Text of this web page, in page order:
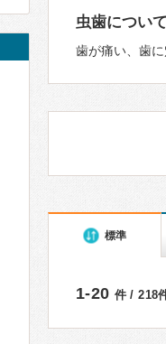
虫歯につい
歯が痛い、歯
標準
1-20 件 / 218